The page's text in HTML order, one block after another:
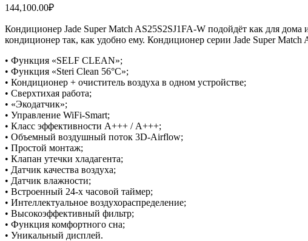
144,100.00₽
Кондиционер Jade Super Match AS25S2SJ1FA-W подойдёт как для
кондиционер так, как удобно ему. Кондиционер серии Jade Super
• Функция «SELF CLEAN»;
• Функция «Steri Clean 56°С»;
• Кондиционер + очиститель воздуха в одном устройстве;
• Сверхтихая работа;
• «Экодатчик»;
• Управление WiFi-Smart;
• Класс эффективности A+++ / А+++;
• Объемный воздушный поток 3D-Airflow;
• Простой монтаж;
• Клапан утечки хладагента;
• Датчик качества воздуха;
• Датчик влажности;
• Встроенный 24-х часовой таймер;
• Интеллектуальное воздухораспределение;
• Высокоэффективный фильтр;
• Функция комфортного сна;
• Уникальный дисплей.